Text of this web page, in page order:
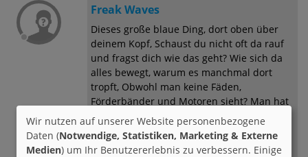
Freak Waves
Dieses große blaue Ding, dort oben über
deinem Kopf, Schaust du nicht oft da rauf
und fragst dich wie das geht? Wie sich da
alles bewegt, warum es manchmal dort
tropft, Obwohl man keine Fäden,
Förderbänder und Motoren sieht? Man hat
mir oft versucht, das alles zu erklären Und
ich habe mir nicht einen Teil gemerkt. Das
ist mir alles fremd und ich habe den
Wir nutzen auf unserer Website personenbezogene
Daten (Notwendige, Statistiken, Marketing & Externe
Medien) um Ihr Benutzererlebnis zu verbessern. Einige